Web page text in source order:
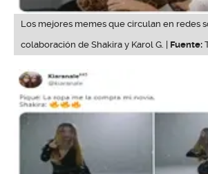
Los mejores memes que circulan en redes
colaboración de Shakira y Karol G. | Fuente: